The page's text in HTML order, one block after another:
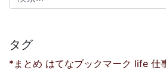
タグ
*まとめ はてなブックマーク life 仕